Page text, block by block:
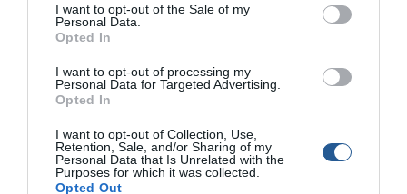
I want to opt-out of the Sale of my
Personal Data.
Opted In
I want to opt-out of processing my
Personal Data for Targeted Advertising.
Opted In
I want to opt-out of Collection, Use,
Retention, Sale, and/or Sharing of my
Personal Data that Is Unrelated with the
Purposes for which it was collected.
Opted Out